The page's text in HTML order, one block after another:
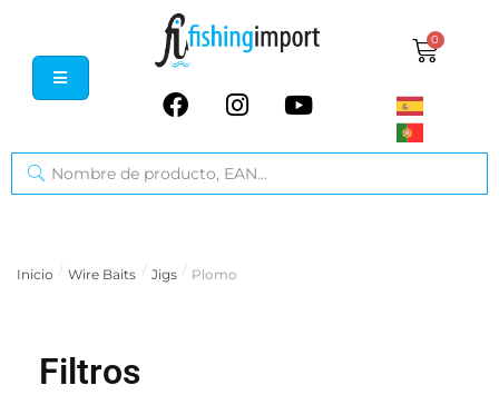
0
Inicio / Wire Baits / Jigs / Plomo
Filtros